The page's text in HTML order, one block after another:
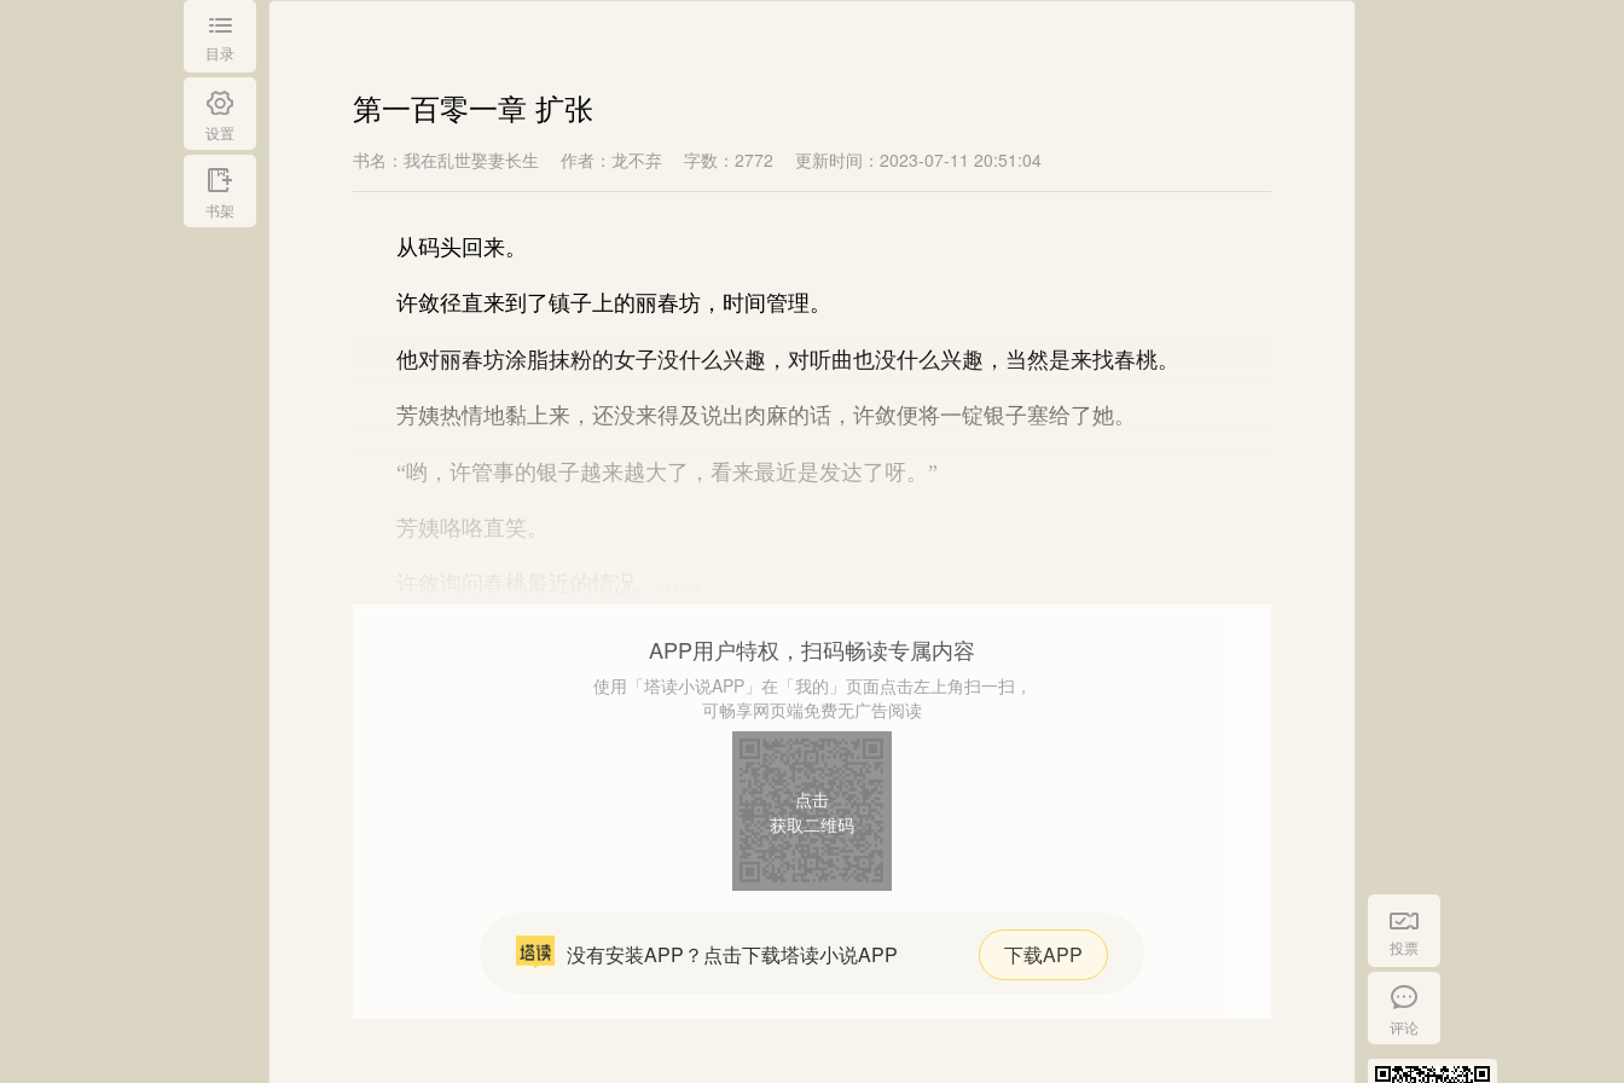
目录
设置
书架
投票
评论
第一百零一章 扩张
书名：我在乱世娶妻长生 作者：龙不弃 字数：2772 更新时间：2023-07-11 20:51:04
从码头回来。
许敛径直来到了镇子上的丽春坊，时间管理。
他对丽春坊涂脂抹粉的女子没什么兴趣，对听曲也没什么兴趣，当然是来找春桃。
芳姨热情地黏上来，还没来得及说出肉麻的话，许敛便将一锭银子塞给了她。
“哟，许管事的银子越来越大了，看来最近是发达了呀。”
芳姨咯咯直笑。
APP用户特权，扫码畅读专属内容
使用「塔读小说APP」在「我的」页面点击左上角扫一扫，
可畅享网页端免费无广告阅读
点击
获取二维码
没有安装APP？点击下载塔读小说APP 下载APP